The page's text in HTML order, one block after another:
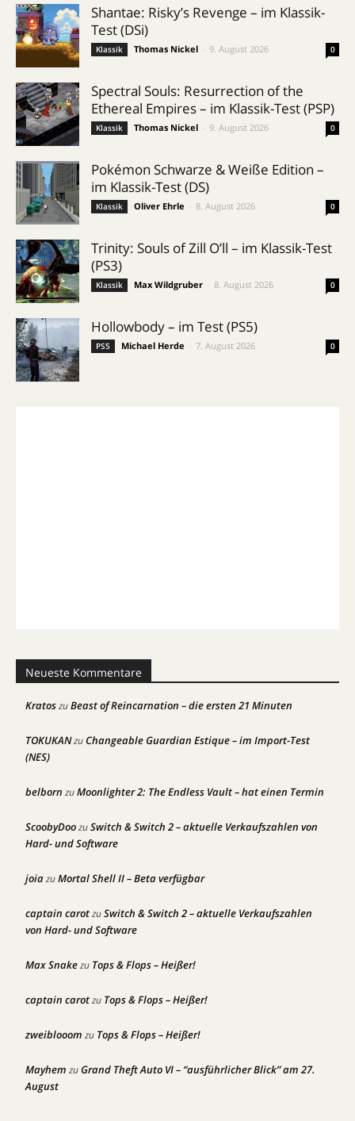
Shantae: Risky’s Revenge – im Klassik-
Test (DSi)
Klassik Thomas Nickel 9. August 2026 0
Spectral Souls: Resurrection of the
Ethereal Empires – im Klassik-Test (PSP)
Klassik Thomas Nickel 9. August 2026 0
Pokémon Schwarze & Weiße Edition –
im Klassik-Test (DS)
Klassik Oliver Ehrle 8. August 2026 0
Trinity: Souls of Zill O’ll – im Klassik-Test
(PS3)
Klassik Max Wildgruber 8. August 2026 0
Hollowbody – im Test (PS5)
PS5 Michael Herde 7. August 2026 0
Neueste Kommentare
KratoszuBeast of Reincarnation – die ersten 21 Minuten
TOKUKANzuChangeable Guardian Estique – im Import-Test
(NES)
belborn zuMoonlighter 2: The Endless Vault – hat einen Termin
ScoobyDoozuSwitch & Switch 2 – aktuelle Verkaufszahlen von
Hard- und Software
joiazuMortal Shell II – Beta verfügbar
captain carotzuSwitch & Switch 2 – aktuelle Verkaufszahlen
von Hard- und Software
Max Snakezu Tops & Flops – Heißer!
captain carotzu Tops & Flops – Heißer!
zweiblooom zu Tops & Flops – Heißer!
Mayhem zuGrand Theft Auto VI – “ausführlicher Blick” am 27.
August